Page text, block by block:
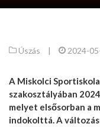
Úszás | 2024-
A Miskolci
szakosztályában
melyet elsősorban a
indokolttá. A